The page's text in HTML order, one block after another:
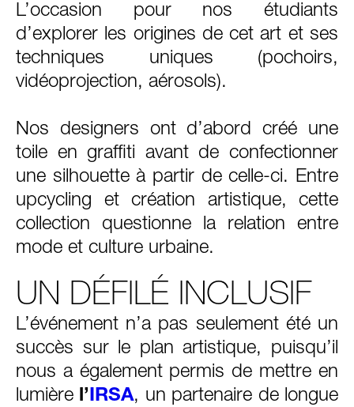
L’occasion pour nos étudiants
d’explorer les origines de cet art et ses
techniques uniques (pochoirs,
vidéoprojection, aérosols).
Nos designers ont d’abord créé une
toile en graffiti avant de confectionner
une silhouette à partir de celle-ci. Entre
upcycling et création artistique, cette
collection questionne la relation entre
mode et culture urbaine.
UN DÉFILÉ INCLUSIF
L’événement n’a pas seulement été un
succès sur le plan artistique, puisqu’il
nous a également permis de mettre en
lumière l’IRSA, un partenaire de longue